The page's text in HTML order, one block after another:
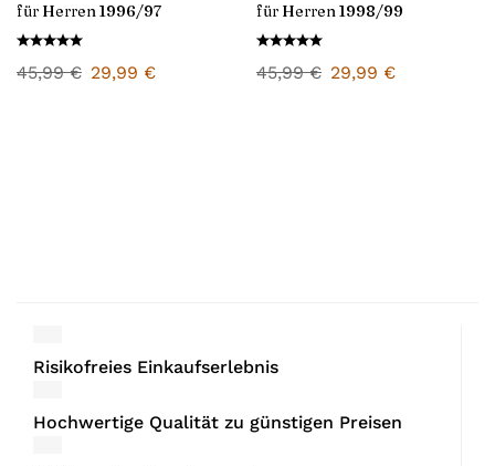
für Herren 1996/97
45,99€ 29,99 €
für Herren 1998/99
45,99€ 29,99 €
Risikofreies Einkaufserlebnis
Hochwertige Qualität zu günstigen Preisen